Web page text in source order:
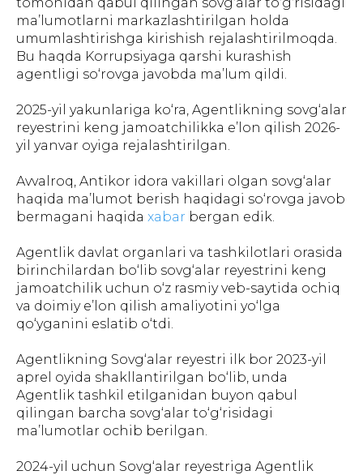
ma’lumotlarni markazlashtirilgan holda
umumlashtirishga kirishish rejalashtirilmoqda.
Bu haqda Korrupsiyaga qarshi kurashish
agentligi so‘rovga javobda ma’lum qildi.
2025-yil yakunlariga ko‘ra, Agentlikning sovg‘alar
reyestrini keng jamoatchilikka e’lon qilish 2026-
yil yanvar oyiga rejalashtirilgan.
Avvalroq, Antikor idora vakillari olgan sovg‘alar
haqida ma’lumot berish haqidagi so‘rovga javob
bermagani haqida xabar bergan edik.
Agentlik davlat organlari va tashkilotlari orasida
birinchilardan bo‘lib sovg‘alar reyestrini keng
jamoatchilik uchun o‘z rasmiy veb-saytida ochiq
va doimiy e’lon qilish amaliyotini yo‘lga
qo‘yganini eslatib o‘tdi.
Agentlikning Sovg‘alar reyestri ilk bor 2023-yil
aprel oyida shakllantirilgan bo‘lib, unda
Agentlik tashkil etilganidan buyon qabul
qilingan barcha sovg‘alar to‘g‘risidagi
ma’lumotlar ochib berilgan.
2024-yil uchun Sovg‘alar reyestriga Agentlik